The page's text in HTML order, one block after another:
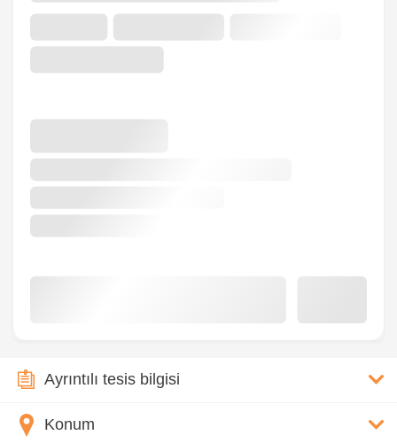
Ayrıntılı tesis bilgisi
Konum